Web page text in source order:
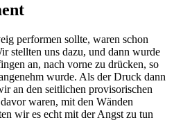
performen sollte, waren schon
stellten uns dazu, und dann wurde
an, nach vorne zu drücken, so
wurde. Als der Druck dann
an den seitlichen provisorischen
waren, mit den Wänden
wir es echt mit der Angst zu tun